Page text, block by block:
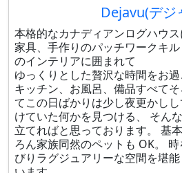
Dejavu(デジ
本格的なカナディアンログハウ
家具、手作りのパッチワークキ
のインテリアに囲まれて
ゆっくりとした贅沢な時間をお過
キッチン、お風呂、備品すべて
てこの日ばかりは少し夜更かし
けていた何かを見つける、 そん
立てればと思っております。 基
ろん家族同然のペットも OK。
びりラグジュアリーな空間を堪